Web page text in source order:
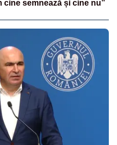
cine semnează și cine nu”